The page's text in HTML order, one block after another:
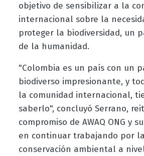
objetivo de sensibilizar a la
internacional sobre la
proteger la biodiversidad, un
de la humanidad.
"Colombia es un país con un
biodiverso impresionante, y
la comunidad internacional,
saberlo", concluyó Serrano,
compromiso de AWAQ ONG y
en continuar trabajando por la
conservación ambiental a